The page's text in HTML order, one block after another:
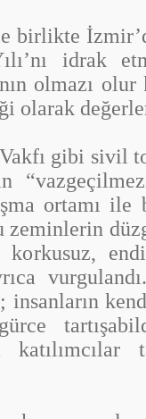
idrak
olmazı
olarak
gibi sivil
ortamı
zeminlerin
insanların